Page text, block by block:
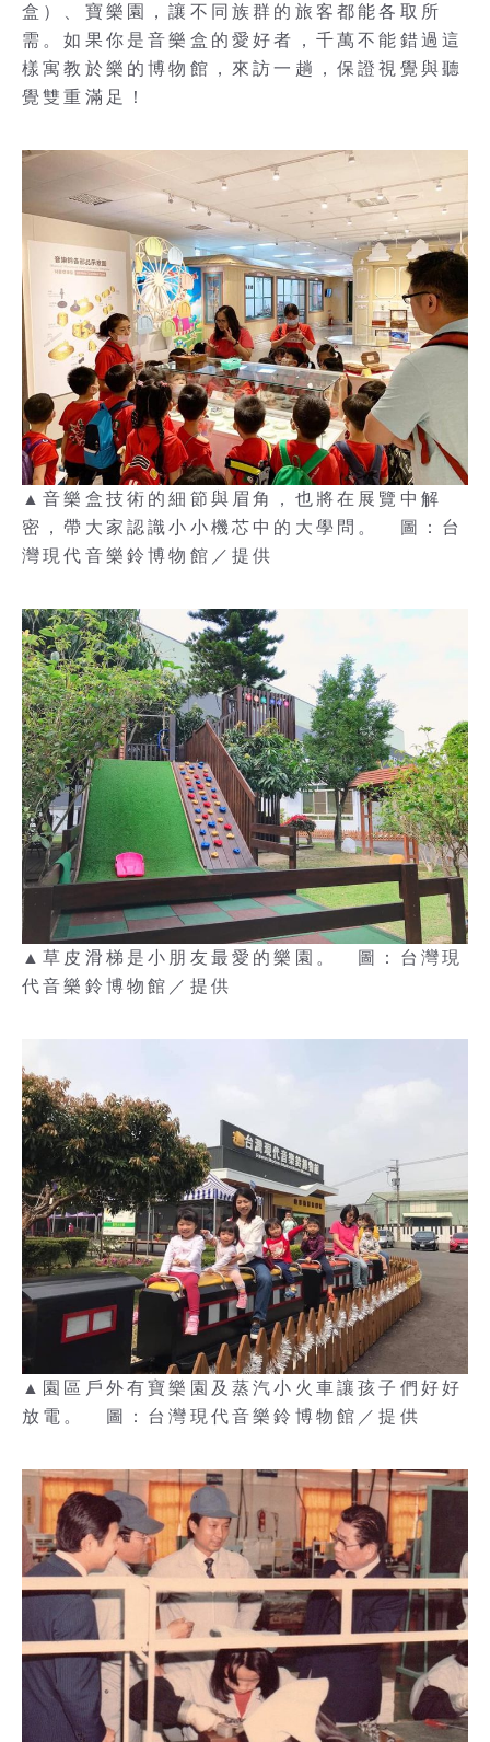
盒）、寶樂園，讓不同族群的旅客都能各取所
需。如果你是音樂盒的愛好者，千萬不能錯過這
樣寓教於樂的博物館，來訪一趟，保證視覺與聽
覺雙重滿足！
▲音樂盒技術的細節與眉角，也將在展覽中解
密，帶大家認識小小機芯中的大學問。 圖：台
灣現代音樂鈴博物館／提供
▲草皮滑梯是小朋友最愛的樂園。 圖：台灣現
代音樂鈴博物館／提供
▲園區戶外有寶樂園及蒸汽小火車讓孩子們好好
放電。 圖：台灣現代音樂鈴博物館／提供